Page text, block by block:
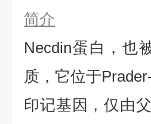
简介
Necdin蛋白，也
质，它位于
印记基因，仅由